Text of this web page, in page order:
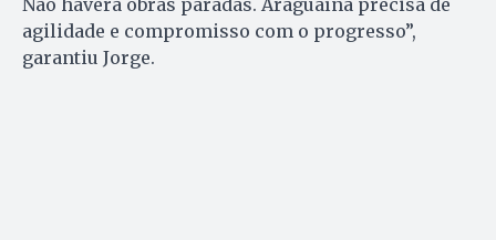
agilidade e compromisso com o progresso”,
garantiu Jorge.